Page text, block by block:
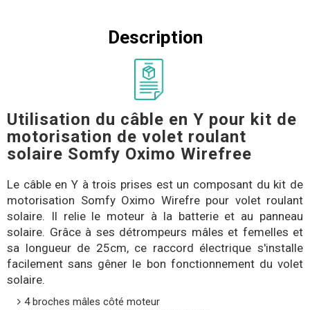
Description
Utilisation du câble en Y pour kit de
motorisation de volet roulant
solaire Somfy Oximo Wirefree
Le câble en Y à trois prises est un composant du kit de
motorisation Somfy Oximo Wirefre pour volet roulant
solaire. Il relie le moteur à la batterie et au panneau
solaire. Grâce à ses détrompeurs mâles et femelles et
sa longueur de 25cm, ce raccord électrique s'installe
facilement sans gêner le bon fonctionnement du volet
solaire.
4 broches mâles côté moteur